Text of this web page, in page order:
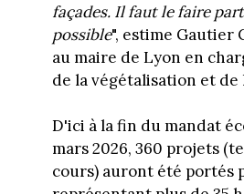
façades. Il faut le faire
possible", estime Gautier
au maire de Lyon en
de la végétalisation et
D'ici à la fin du mandat
mars 2026, 360 projets
cours) auront été portés